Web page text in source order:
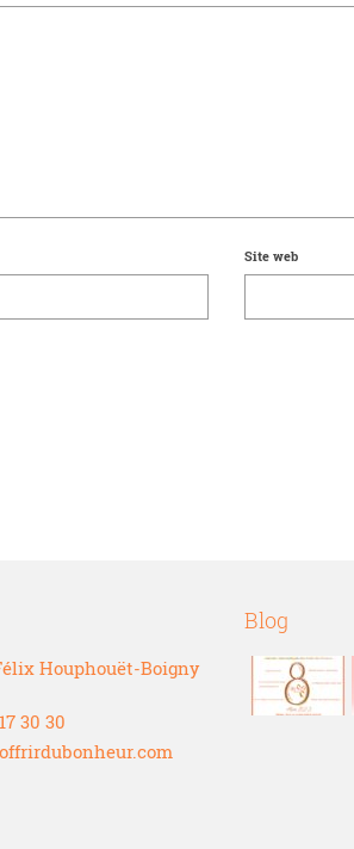
Site web
Houphouët-Boigny
30 30
Blog